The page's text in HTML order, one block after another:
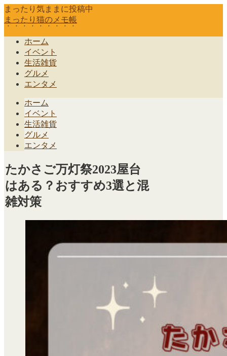
まったり気ままに投稿中
まったり猫のメモ帳
ホーム
イベント
生活雑貨
グルメ
エンタメ
ホーム
イベント
生活雑貨
グルメ
エンタメ
たかさご万灯祭2023屋台
はある？おすすめ3選と混
雑対策